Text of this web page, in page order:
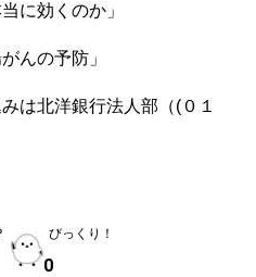
に効くのか」
んの予防」
は北洋銀行法人部（(０１
びっくり！
0